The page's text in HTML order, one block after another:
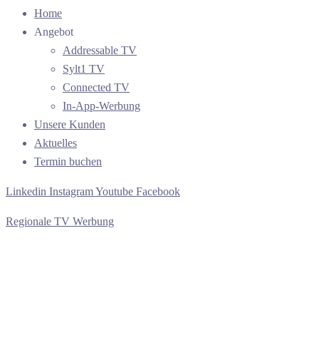
Home
Angebot
Addressable TV
Sylt1 TV
Connected TV
In-App-Werbung
Unsere Kunden
Aktuelles
Termin buchen
Linkedin InstagramYoutube Facebook
Regionale TV Werbung